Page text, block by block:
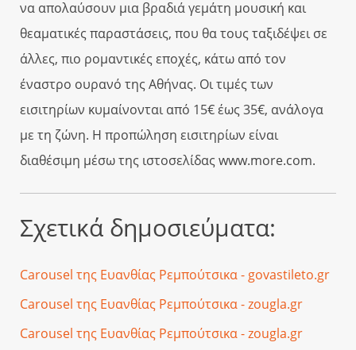
να απολαύσουν μια βραδιά γεμάτη μουσική και
θεαματικές παραστάσεις, που θα τους ταξιδέψει σε
άλλες, πιο ρομαντικές εποχές, κάτω από τον
έναστρο ουρανό της Αθήνας. Οι τιμές των
εισιτηρίων κυμαίνονται από 15€ έως 35€, ανάλογα
με τη ζώνη. Η προπώληση εισιτηρίων είναι
διαθέσιμη μέσω της ιστοσελίδας www.more.com.
Σχετικά δημοσιεύματα:
Carousel της Ευανθίας Ρεμπούτσικα - govastileto.gr
Carousel της Ευανθίας Ρεμπούτσικα - zougla.gr
Carousel της Ευανθίας Ρεμπούτσικα - zougla.gr